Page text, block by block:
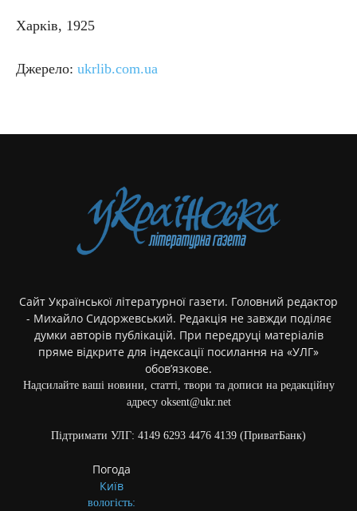
Харків, 1925
Джерело: ukrlib.com.ua
Сайт Української літературної газети. Головний редактор
- Михайло Сидоржевський. Редакція не завжди поділяє
думки авторів публікацій. При передруці матеріалів
пряме відкрите для індексації посилання на «УЛГ»
обов’язкове.
Надсилайте ваші новини, статті, твори та дописи на редакційну
адресу oksent@ukr.net
Підтримати УЛГ: 4149 6293 4476 4139 (ПриватБанк)
Погода
Київ
вологість: